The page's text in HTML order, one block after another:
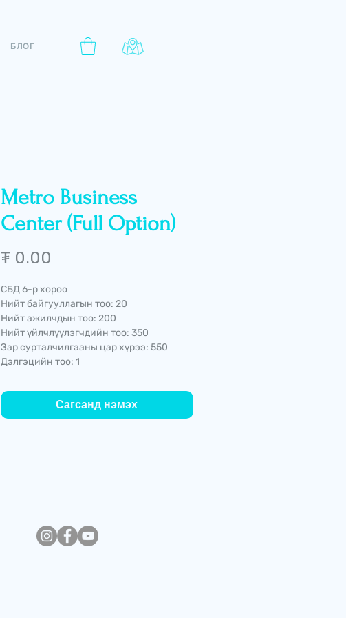
БЛОГ
Metro Business
Center (Full Option)
₮ 0.00
СБД 6-р хороо
Нийт байгууллагын тоо: 20
Нийт ажилчдын тоо: 200
Нийт үйлчлүүлэгчдийн тоо: 350
Зар сурталчилгааны цар хүрээ: 550
Дэлгэцийн тоо: 1
Сагсанд нэмэх